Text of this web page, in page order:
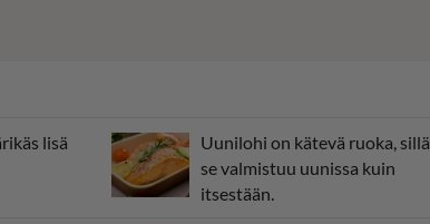
lisä
Uunilohi on kätevä ruoka, sillä
se valmistuu uunissa kuin
itsestään.